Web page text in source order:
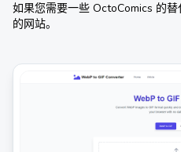
如果您需要一些 OctoComics 的
的网站。